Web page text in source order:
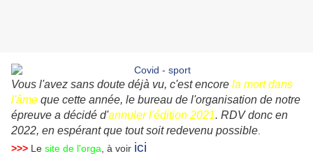
Vous l'avez sans doute déjà vu, c'est encore la mort dans
l'âme que cette année, le bureau de l'organisation de notre
épreuve a décidé d'annuler l'édition 2021. RDV donc en
2022, en espérant que tout soit redevenu possible
>>> Le site de l'orga , à voir ici